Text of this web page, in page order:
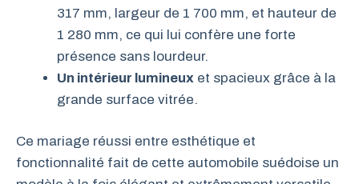
317 mm, largeur de 1 700 mm, et hauteur de
1 280 mm, ce qui lui confère une forte
présence sans lourdeur.
Un intérieur lumineux et spacieux grâce à la
grande surface vitrée.
Ce mariage réussi entre esthétique et
fonctionnalité fait de cette automobile suédoise un